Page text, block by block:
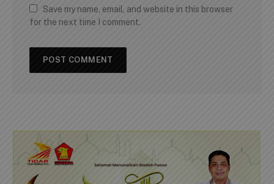
Save my name, email, and website in this browser
for the next time I comment.